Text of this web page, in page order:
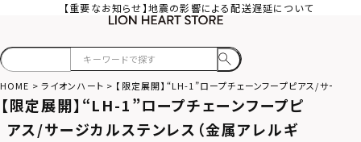
【重要なお知らせ】地震の影響による配送遅延について
HOME ライオンハート 【限定展開】“LH-1”ロープチェーンフープピアス/サージ
【限定展開】“LH-1”ロープチェーンフープピ
アス/サージカルステンレス（金属アレルギ